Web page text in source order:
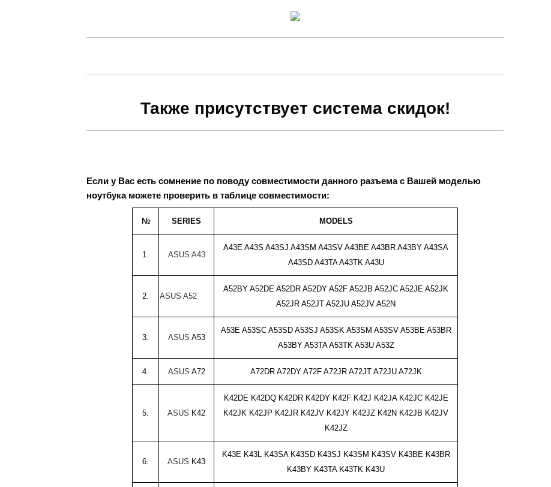
Также присутствует система скидок!
Если у Вас есть сомнение по поводу совместимости данного разъема с Вашей моделью
ноутбука можете проверить в таблице совместимости:
№ SERIES MODELS
1. ASUS A43
A43E A43S A43SJ A43SM A43SV A43BE A43BR A43BY A43SA
A43SD A43TA A43TK A43U
2. ASUS A52
A52BY A52DE A52DR A52DY A52F A52JB A52JC A52JE A52JK
A52JR A52JT A52JU A52JV A52N
3. ASUS A53
A53E A53SC A53SD A53SJ A53SK A53SM A53SV A53BE A53BR
A53BY A53TA A53TK A53U A53Z
4. ASUS A72 A72DR A72DY A72F A72JR A72JT A72JU A72JK
5. ASUS K42
K42DE K42DQ K42DR K42DY K42F K42J K42JA K42JC K42JE
K42JK K42JP K42JR K42JV K42JY K42JZ K42N K42JB K42JV
K42JZ
6. ASUS K43
K43E K43L K43SA K43SD K43SJ K43SM K43SV K43BE K43BR
K43BY K43TA K43TK K43U